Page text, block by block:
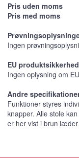
Pris uden moms
Pris med moms
Ingen
EU
Ingen oplysning om
Andre
Funktioner styres
knapper. Alle stole
er her vist i brun